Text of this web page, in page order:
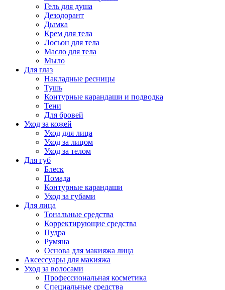
Гель для душа
Дезодорант
Дымка
Крем для тела
Лосьон для тела
Масло для тела
Мыло
Для глаз
Накладные ресницы
Тушь
Контурные карандаши и подводка
Тени
Для бровей
Уход за кожей
Уход для лица
Уход за лицом
Уход за телом
Для губ
Блеск
Помада
Контурные карандаши
Уход за губами
Для лица
Тональные средства
Корректирующие средства
Пудра
Румяна
Основа для макияжа лица
Аксессуары для макияжа
Уход за волосами
Профессиональная косметика
Специальные средства